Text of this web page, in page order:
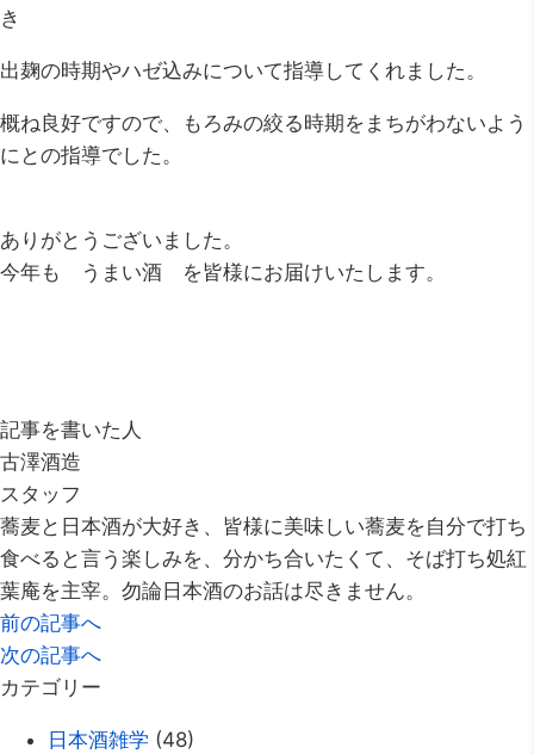
き
出麹の時期やハゼ込みについて指導してくれました。
概ね良好ですので、もろみの絞る時期をまちがわないよう
にとの指導でした。
ありがとうございました。
今年も うまい酒 を皆様にお届けいたします。
記事を書いた人
古澤酒造
スタッフ
蕎麦と日本酒が大好き、皆様に美味しい蕎麦を自分で打ち
食べると言う楽しみを、分かち合いたくて、そば打ち処紅
葉庵を主宰。勿論日本酒のお話は尽きません。
前の記事へ
次の記事へ
カテゴリー
日本酒雑学 (48)